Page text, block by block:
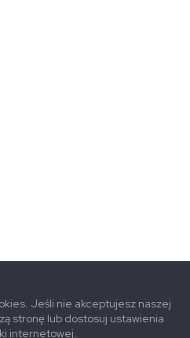
Jeśli nie akceptujesz naszej
stronę lub dostosuj ustawienia
internetowej.